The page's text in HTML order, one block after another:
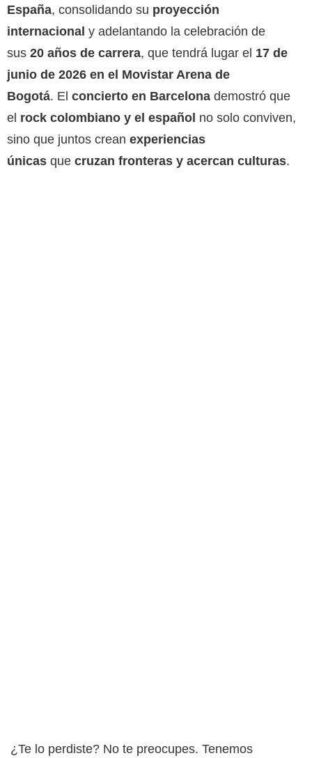
España, consolidando su proyección
internacional y adelantando la celebración de
sus 20 años de carrera, que tendrá lugar el 17 de
junio de 2026 en el Movistar Arena de
Bogotá. El concierto en Barcelona demostró que
el rock colombiano y el español no solo conviven,
sino que juntos crean experiencias
únicas que cruzan fronteras y acercan culturas.
¿Te lo perdiste? No te preocupes. Tenemos